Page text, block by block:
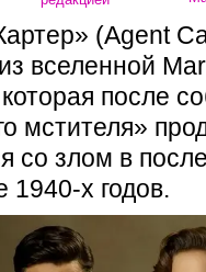
(Agent
вселенной
после
мстителя»
со злом в
1940-х годов.